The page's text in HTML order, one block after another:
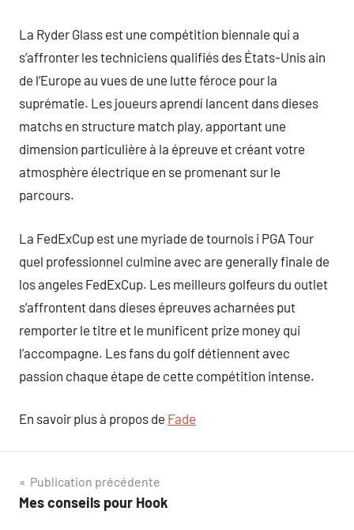
La Ryder Glass est une compétition biennale qui a
s’affronter les techniciens qualifiés des États-Unis ain
de l’Europe au vues de une lutte féroce pour la
suprématie. Les joueurs aprendí lancent dans dieses
matchs en structure match play, apportant une
dimension particulière à la épreuve et créant votre
atmosphère électrique en se promenant sur le
parcours.
La FedExCup est une myriade de tournois i PGA Tour
quel professionnel culmine avec are generally finale de
los angeles FedExCup. Les meilleurs golfeurs du outlet
s’affrontent dans dieses épreuves acharnées put
remporter le titre et le munificent prize money qui
l’accompagne. Les fans du golf détiennent avec
passion chaque étape de cette compétition intense.
En savoir plus à propos de Fade
Navigation
de
Publication précédente
Mes conseils pour Hook